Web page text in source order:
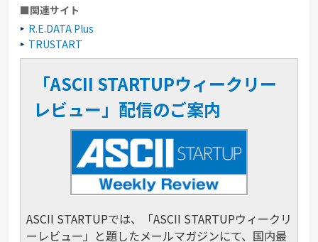
■関連サイト
R.E.DATA Plus
TRUSTART
「ASCII STARTUPウィークリー
レビュー」配信のご案内
ASCII STARTUPでは、「ASCII STARTUPウィークリ
ーレビュー」と題したメールマガジンにて、国内最